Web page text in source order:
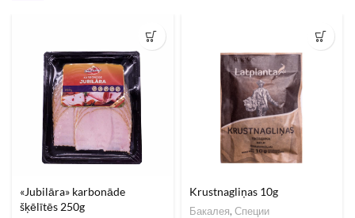
«Jubilāra» karbonāde
šķēlītēs 250g
Krustnagliņas 10g
Бакалея, Специи